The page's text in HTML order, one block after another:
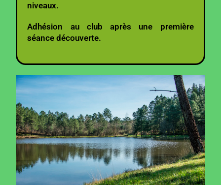
niveaux.
Adhésion au club après une première
séance découverte.